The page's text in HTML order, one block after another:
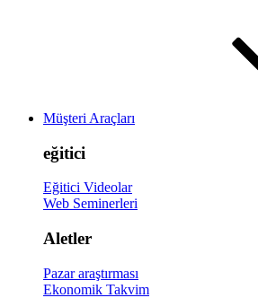
Müşteri Araçları
eğitici
Eğitici Videolar
Web Seminerleri
Aletler
Pazar araştırması
Ekonomik Takvim